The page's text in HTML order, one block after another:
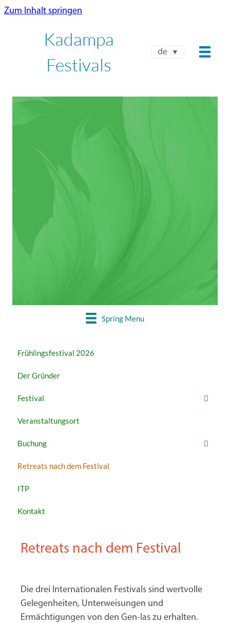
Zum Inhalt springen
Kadampa
Festivals
de
FRÜHLINGSFEST 2026
Spring Menu
Frühlingsfestival 2026
Der Gründer
Festival
Veranstaltungsort
Buchung
Retreats nach dem Festival
ITP
Kontakt
Retreats nach dem Festival
Die drei Internationalen Festivals sind wertvolle
Gelegenheiten, Unterweisungen und
Ermächtigungen von den Gen-las zu erhalten.